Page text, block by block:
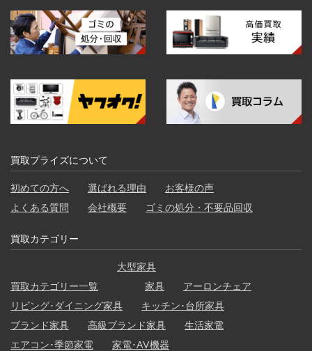
買取プライズについて
初めての方へ 選ばれる理由
お客様の声
よくある質問
会社概要 ゴミの処分・不要品回収
買取カテゴリー
買取カテゴリー一覧
大型家具
家具
アーロンチェア
リビング･ダイニング家具
キッチン･台所家具
ブランド家具
高級ブランド家具
生活家電
エアコン･季節家電
家電･AV機器